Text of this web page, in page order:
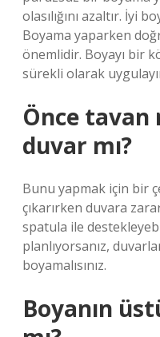
olasılığını azaltır. İyi
Boyama yaparken
önemlidir. Boyayı bir
sürekli olarak
Önce tavan
duvar mı?
Bunu yapmak için bir
çıkarırken duvara
spatula ile
planlıyorsanız,
boyamalısınız.
Boyanın